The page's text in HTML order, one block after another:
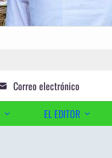
Correo electrónico
EL EDITOR